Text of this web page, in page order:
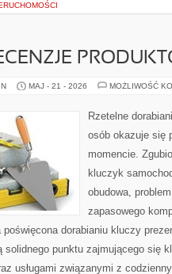
MAJ - 21 - 2026 MOŻLIWOŚĆ
Rzetelne
osób okazuje się
momencie.
kluczyk
obudowa,
zapasowego
poświęcona dorabianiu kluczy
solidnego punktu zajmującego się
usługami związanymi z